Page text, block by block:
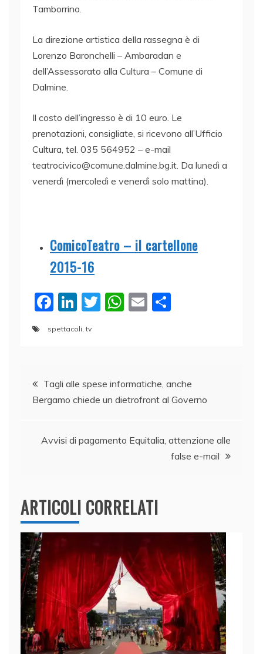
Tamborrino.
La direzione artistica della rassegna è di
Lorenzo Baronchelli – Ambaradan e
dell’Assessorato alla Cultura – Comune di
Dalmine.
Il costo dell’ingresso è di 10 euro. Le
prenotazioni, consigliate, si ricevono all’Ufficio
Cultura, tel. 035 564952 – e-mail
teatrocivico@comune.dalmine.bg.it. Da lunedì a
venerdì (mercoledì e venerdì solo mattina).
ComicoTeatro – il cartellone
2015-16
F
a
c
b
o
k
Li
n
k
dI
n
T
W
A
p
E
vi
di
spettacoli ,tv
Navigazione
articoli
Tagli alle spese informatiche, anche
Bergamo chiede un dietrofront al Governo
Avvisi di pagamento Equitalia, attenzione alle
false e-mail
ARTICOLI CORRELATI